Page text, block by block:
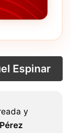
Espinar
y